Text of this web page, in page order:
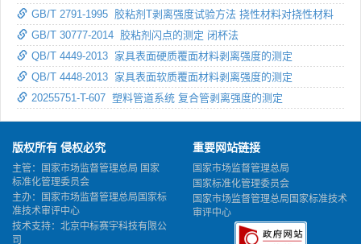
GB/T 2791-1995 胶粘剂T剥离强度试验方法 挠性材料对挠性材料
GB/T 30777-2014 胶粘剂闪点的测定 闭杯法
QB/T 4449-2013 家具表面硬质覆面材料剥离强度的测定
QB/T 4448-2013 家具表面软质覆面材料剥离强度的测定
20255751-T-607 塑料管道系统 复合管剥离强度的测定
版权所有 侵权必究
主管：国家市场监督管理总局 国家
标准化管理委员会
主办：国家市场监督管理总局国家标
准技术审评中心
技术支持：北京中标赛宇科技有限公
司
重要网站链接
国家市场监督管理总局
国家标准化管理委员会
国家市场监督管理总局国家标准技术
审评中心